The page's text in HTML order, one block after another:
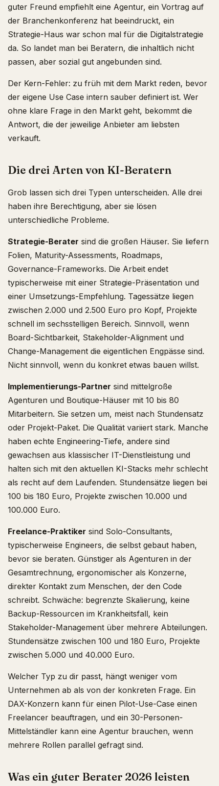
guter Freund empfiehlt eine Agentur, ein Vortrag auf
der Branchenkonferenz hat beeindruckt, ein
Strategie-Haus war schon mal für die Digitalstrategie
da. So landet man bei Beratern, die inhaltlich nicht
passen, aber sozial gut angebunden sind.
Der Kern-Fehler: zu früh mit dem Markt reden, bevor
der eigene Use Case intern sauber definiert ist. Wer
ohne klare Frage in den Markt geht, bekommt die
Antwort, die der jeweilige Anbieter am liebsten
verkauft.
Die drei Arten von KI-Beratern
Grob lassen sich drei Typen unterscheiden. Alle drei
haben ihre Berechtigung, aber sie lösen
unterschiedliche Probleme.
Strategie-Berater sind die großen Häuser. Sie liefern
Folien, Maturity-Assessments, Roadmaps,
Governance-Frameworks. Die Arbeit endet
typischerweise mit einer Strategie-Präsentation und
einer Umsetzungs-Empfehlung. Tagessätze liegen
zwischen 2.000 und 2.500 Euro pro Kopf, Projekte
schnell im sechsstelligen Bereich. Sinnvoll, wenn
Board-Sichtbarkeit, Stakeholder-Alignment und
Change-Management die eigentlichen Engpässe sind.
Nicht sinnvoll, wenn du konkret etwas bauen willst.
Implementierungs-Partner sind mittelgroße
Agenturen und Boutique-Häuser mit 10 bis 80
Mitarbeitern. Sie setzen um, meist nach Stundensatz
oder Projekt-Paket. Die Qualität variiert stark. Manche
haben echte Engineering-Tiefe, andere sind
gewachsen aus klassischer IT-Dienstleistung und
halten sich mit den aktuellen KI-Stacks mehr schlecht
als recht auf dem Laufenden. Stundensätze liegen bei
100 bis 180 Euro, Projekte zwischen 10.000 und
100.000 Euro.
Freelance-Praktiker sind Solo-Consultants,
typischerweise Engineers, die selbst gebaut haben,
bevor sie beraten. Günstiger als Agenturen in der
Gesamtrechnung, ergonomischer als Konzerne,
direkter Kontakt zum Menschen, der den Code
schreibt. Schwäche: begrenzte Skalierung, keine
Backup-Ressourcen im Krankheitsfall, kein
Stakeholder-Management über mehrere Abteilungen.
Stundensätze zwischen 100 und 180 Euro, Projekte
zwischen 5.000 und 40.000 Euro.
Welcher Typ zu dir passt, hängt weniger vom
Unternehmen ab als von der konkreten Frage. Ein
DAX-Konzern kann für einen Pilot-Use-Case einen
Freelancer beauftragen, und ein 30-Personen-
Mittelständler kann eine Agentur brauchen, wenn
mehrere Rollen parallel gefragt sind.
Was ein guter Berater 2026 leisten